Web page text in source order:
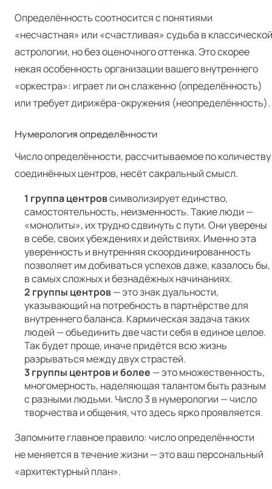
Определённость соотносится с понятиями
«несчастная» или «счастливая» судьба в классической
астрологии, но без оценочного оттенка. Это скорее
некая особенность организации вашего внутреннего
«оркестра»: играет ли он слаженно (определённость)
или требует дирижёра-окружения (неопределённость).
Нумерология определённости
Число определённости, рассчитываемое по количеству
соединённых центров, несёт сакральный смысл.
1 группа центровсимволизирует единство,
самостоятельность, неизменность. Такие люди —
«монолиты», их трудно сдвинуть с пути. Они уверены
в себе, своих убеждениях и действиях. Именно эта
уверенность и внутренняя скоординированность
позволяет им добиваться успехов даже, казалось бы,
в самых сложных и безнадёжных начинаниях.
2 группы центров— это знак дуальности,
указывающий на потребность в партнёрстве для
внутреннего баланса. Кармическая задача таких
людей — объединить две части себя в единое целое.
Так будет проще, иначе придётся всю жизнь
разрываться между двух страстей.
3 группы центров и более — это множественность,
многомерность, наделяющая талантом быть разным
с разными людьми. Число 3 в нумерологии — число
творчества и общения, что здесь ярко проявляется.
Запомните главное правило: число определённости
не меняется в течение жизни — это ваш персональный
«архитектурный план».